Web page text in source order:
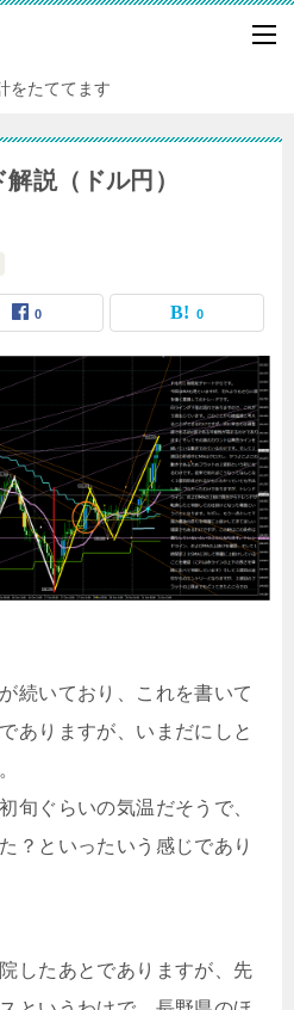
をたててます
説（ドル円）
0 0
続いており、これを書いて
ありますが、いまだにしと
旬ぐらいの気温だそうで、
？といったいう感じであり
したあとでありますが、先